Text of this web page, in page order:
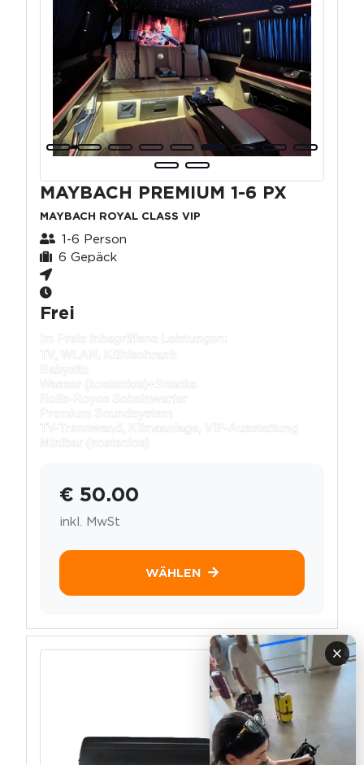
×
MAYBACH PREMIUM 1-6 PX
MAYBACH ROYAL CLASS VIP
1-6 Person
6 Gepäck
Frei
TV, WLAN, Kühlschrank
Wasser (kostenlos)+
Rolls-Royce Scheinwerfer
TV-Trennwand, Klimaanlage, VIP-Ausstattung
Minibar (kostenlos)
€ 50.00
inkl. MwSt
WÄHLEN